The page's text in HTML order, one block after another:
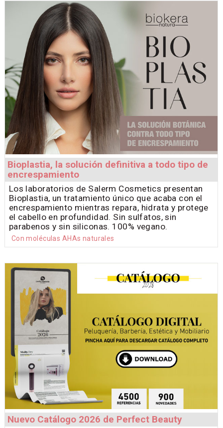
Bioplastia, la solución definitiva a todo tipo de
encrespamiento
Los laboratorios de Salerm Cosmetics presentan
Bioplastia, un tratamiento único que acaba con el
encrespamiento mientras repara, hidrata y protege
el cabello en profundidad. Sin sulfatos, sin
parabenos y sin siliconas. 100% vegano.
Con moléculas AHAs naturales
Nuevo Catálogo 2026 de Perfect Beauty